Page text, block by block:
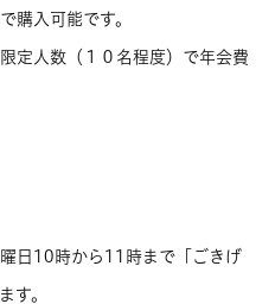
購入可能です。
定人数（１０名程度）で年会費
日10時から11時まで「ごきげ
す。